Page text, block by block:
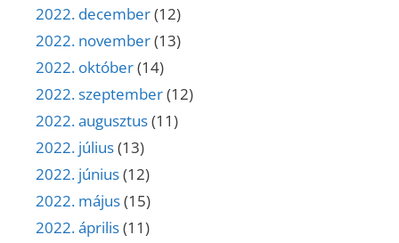
2022. december(12)
2022. november(13)
2022. október(14)
2022. szeptember(12)
2022. augusztus(11)
2022. július(13)
2022. június(12)
2022. május(15)
2022. április(11)